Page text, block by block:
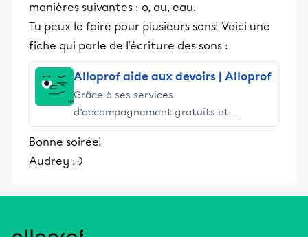
manières suivantes : o, au, eau.
Tu peux le faire pour plusieurs sons! Voici une
fiche qui parle de l'écriture des sons :
Alloprof aide aux devoirs | Alloprof
Grâce à ses services
d’accompagnement gratuits et
stimulants, Alloprof engage les élèves
et leurs parents dans la réussite
éducative.
Bonne soirée!
Audrey :-)